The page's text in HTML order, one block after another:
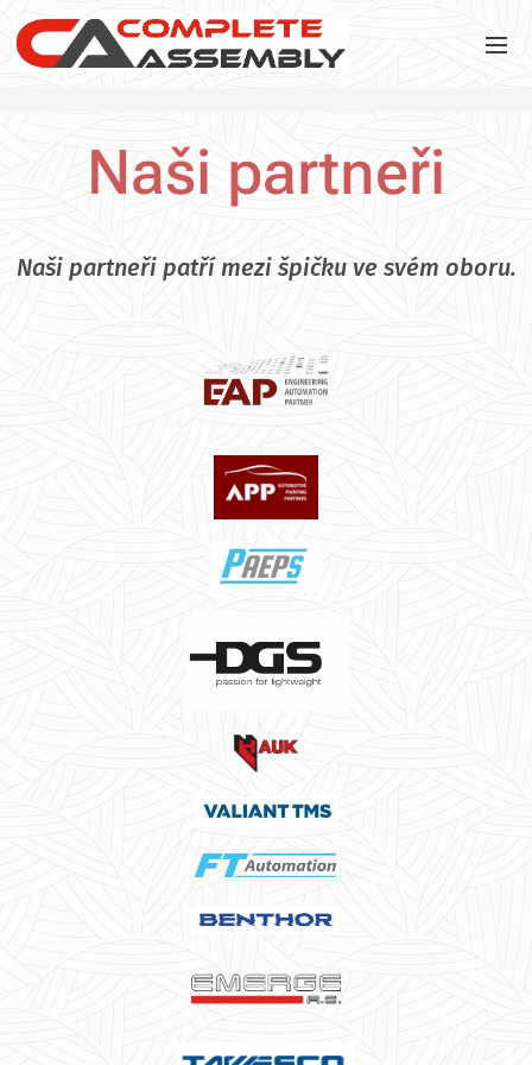
Naši partneři
Naši partneři patří mezi špičku ve svém oboru.